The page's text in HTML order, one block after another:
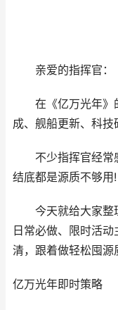
亲爱的指挥官：
在《亿万光年》
成、舰船更新、科技
不少指挥官经常
结底都是源质不够用!
今天就给大家整
日常必做、限时活
清，跟着做轻松囤源
亿万光年即时策略